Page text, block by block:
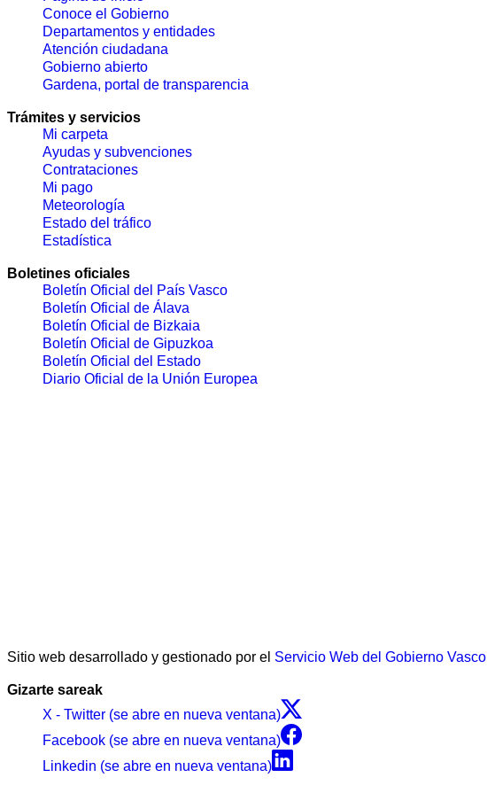
Conoce el Gobierno
Departamentos y entidades
Atención ciudadana
Gobierno abierto
Gardena, portal de transparencia
Trámites y servicios
Mi carpeta
Ayudas y subvenciones
Contrataciones
Mi pago
Meteorología
Estado del tráfico
Estadística
Boletines oficiales
Boletín Oficial del País Vasco
Boletín Oficial de Álava
Boletín Oficial de Bizkaia
Boletín Oficial de Gipuzkoa
Boletín Oficial del Estado
Diario Oficial de la Unión Europea
Sitio web desarrollado y gestionado por el Servicio Web del Gobierno Vasco
Gizarte sareak
X - Twitter (se abre en nueva ventana)
Facebook (se abre en nueva ventana)
Linkedin (se abre en nueva ventana)